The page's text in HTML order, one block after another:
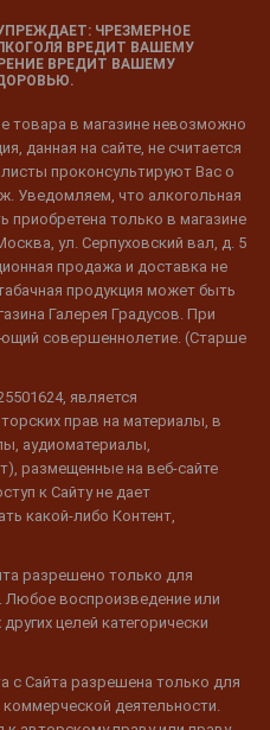
ЧРЕЗМЕРНОЕ
ВРЕДИТ ВАШЕМУ
ВРЕДИТ ВАШЕМУ
товара в магазине невозможно
данная на сайте, не считается
проконсультируют Вас о
Уведомляем, что алкогольная
приобретена только в магазине
ул. Серпуховский вал, д. 5
продажа и доставка не
продукция может быть
Галерея Градусов. При
совершеннолетие. (Старше
является
прав на материалы, в
аудиоматериалы,
размещенные на веб-сайте
к Сайту не дает
какой-либо Контент,
разрешено только для
Любое воспроизведение или
целей категорически
с Сайта разрешена только для
деятельности.